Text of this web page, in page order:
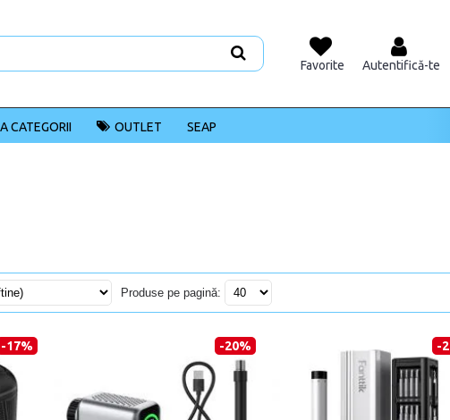
Favorite Autentifică-te
CATEGORII OUTLET SEAP
Produse pe pagină:
-17% -20% -